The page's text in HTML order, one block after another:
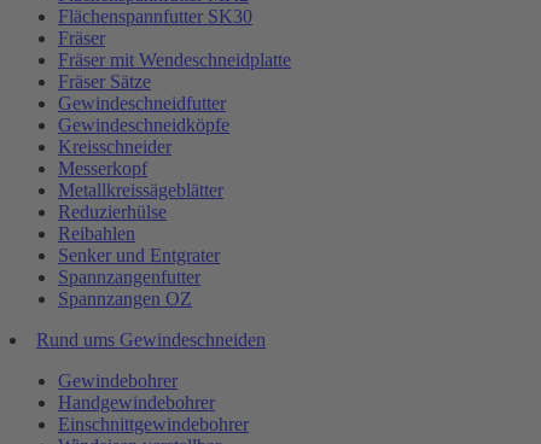
Flächenspannfutter SK30
Fräser
Fräser mit Wendeschneidplatte
Fräser Sätze
Gewindeschneidfutter
Gewindeschneidköpfe
Kreisschneider
Messerkopf
Metallkreissägeblätter
Reduzierhülse
Reibahlen
Senker und Entgrater
Spannzangenfutter
Spannzangen OZ
Rund ums Gewindeschneiden
Gewindebohrer
Handgewindebohrer
Einschnittgewindebohrer